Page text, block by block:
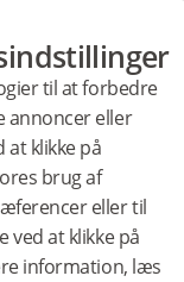
GULVGUIDE
til at forbedre
annoncer eller
at klikke på
brug af
eller til
ved at klikke på
information, læs
3.0
BESKRIVELSE
SPECIFIKATIONER